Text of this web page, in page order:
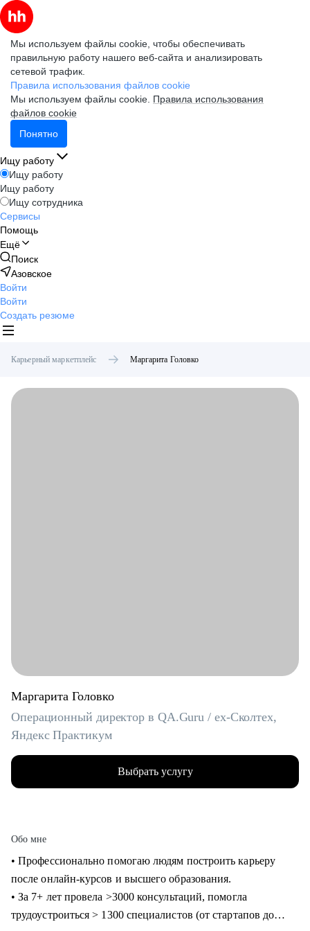
Мы используем файлы cookie, чтобы обеспечивать
правильную работу нашего веб-сайта и анализировать
сетевой трафик.
Правила использования файлов cookie
Мы используем файлы cookie. Правила использования
файлов cookie
Понятно
Ищу работу
Ищу работу
Ищу работу
Ищу сотрудника
Сервисы
Помощь
Ещё
Поиск
Азовское
Войти
Войти
Создать резюме
Карьерный маркетплейс Маргарита Головко
Маргарита Головко
Операционный директор в QA.Guru / ex-Сколтех,
Яндекс Практикум
Выбрать услугу
Обо мне
• Профессионально помогаю людям построить карьеру
после онлайн-курсов и высшего образования.
• За 7+ лет провела >3000 консультаций, помогла
трудоустроиться > 1300 специалистов (от стартапов до